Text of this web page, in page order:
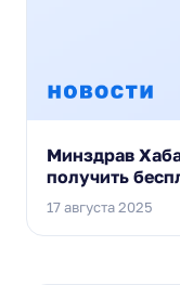
Минздрав
получить
17 августа 2025